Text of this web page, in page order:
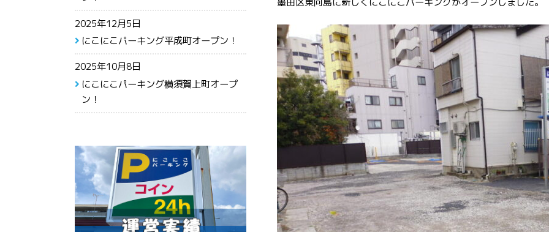
2025年12月5日
にこにこパーキング平成町オープン！
2025年10月8日
にこにこパーキング横須賀上町オープ
ン！